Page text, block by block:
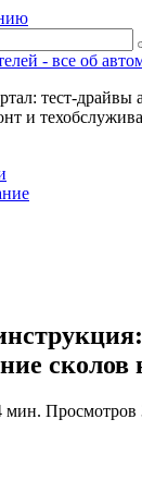
- все об
тест-драйвы
и
сколов
мин. Просмотров